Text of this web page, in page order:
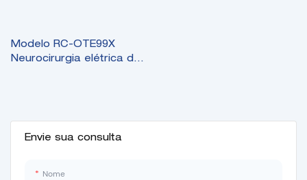
Envie sua consulta
Nome
Modelo RC-OTE99X
Neurocirurgia elétrica de